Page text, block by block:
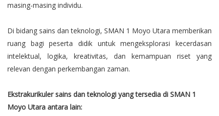
masing-masing individu.
Di bidang sains dan teknologi, SMAN 1 Moyo Utara memberikan
ruang bagi peserta didik untuk mengeksplorasi kecerdasan
intelektual, logika, kreativitas, dan kemampuan riset yang
relevan dengan perkembangan zaman.
Ekstrakurikuler sains dan teknologi yang tersedia di SMAN 1
Moyo Utara antara lain: